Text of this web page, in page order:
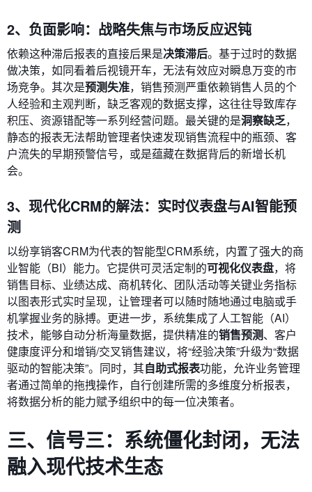
2、负面影响：战略失焦与市场反应迟钝
依赖这种滞后报表的直接后果是决策滞后。基于过时的数据
做决策，如同看着后视镜开车，无法有效应对瞬息万变的市
场竞争。其次是预测失准，销售预测严重依赖销售人员的个
人经验和主观判断，缺乏客观的数据支撑，这往往导致库存
积压、资源错配等一系列经营问题。最关键的是洞察缺乏，
静态的报表无法帮助管理者快速发现销售流程中的瓶颈、客
户流失的早期预警信号，或是蕴藏在数据背后的新增长机
会。
3、现代化CRM的解法：实时仪表盘与AI智能预
测
以纷享销客CRM为代表的智能型CRM系统，内置了强大的商
业智能（BI）能力。它提供可灵活定制的可视化仪表盘，将
销售目标、业绩达成、商机转化、团队活动等关键业务指标
以图表形式实时呈现，让管理者可以随时随地通过电脑或手
机掌握业务的脉搏。更进一步，系统集成了人工智能（AI）
技术，能够自动分析海量数据，提供精准的销售预测、客户
健康度评分和增销/交叉销售建议，将“经验决策”升级为“数据
驱动的智能决策”。同时，其自助式报表功能，允许业务管理
者通过简单的拖拽操作，自行创建所需的多维度分析报表，
将数据分析的能力赋予组织中的每一位决策者。
三、信号三：系统僵化封闭，无法
融入现代技术生态